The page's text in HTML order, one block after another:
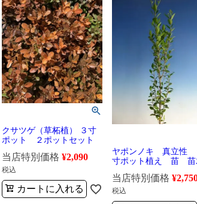
クサツゲ（草柘植） ３寸
ポット ２ポットセット
当店特別価格 ¥2,090
税込
カートに入れる
ヤポンノキ 真立性
寸ポット植え 苗 苗
当店特別価格 ¥
税込